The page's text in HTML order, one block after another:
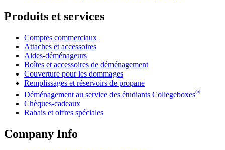
Produits et services
Comptes commerciaux
Attaches et accessoires
Aides-déménageurs
Boîtes et accessoires de déménagement
Couverture pour les dommages
Remplissages et réservoirs de propane
Déménagement au service des étudiants Collegeboxes®
Chèques-cadeaux
Rabais et offres spéciales
Company Info